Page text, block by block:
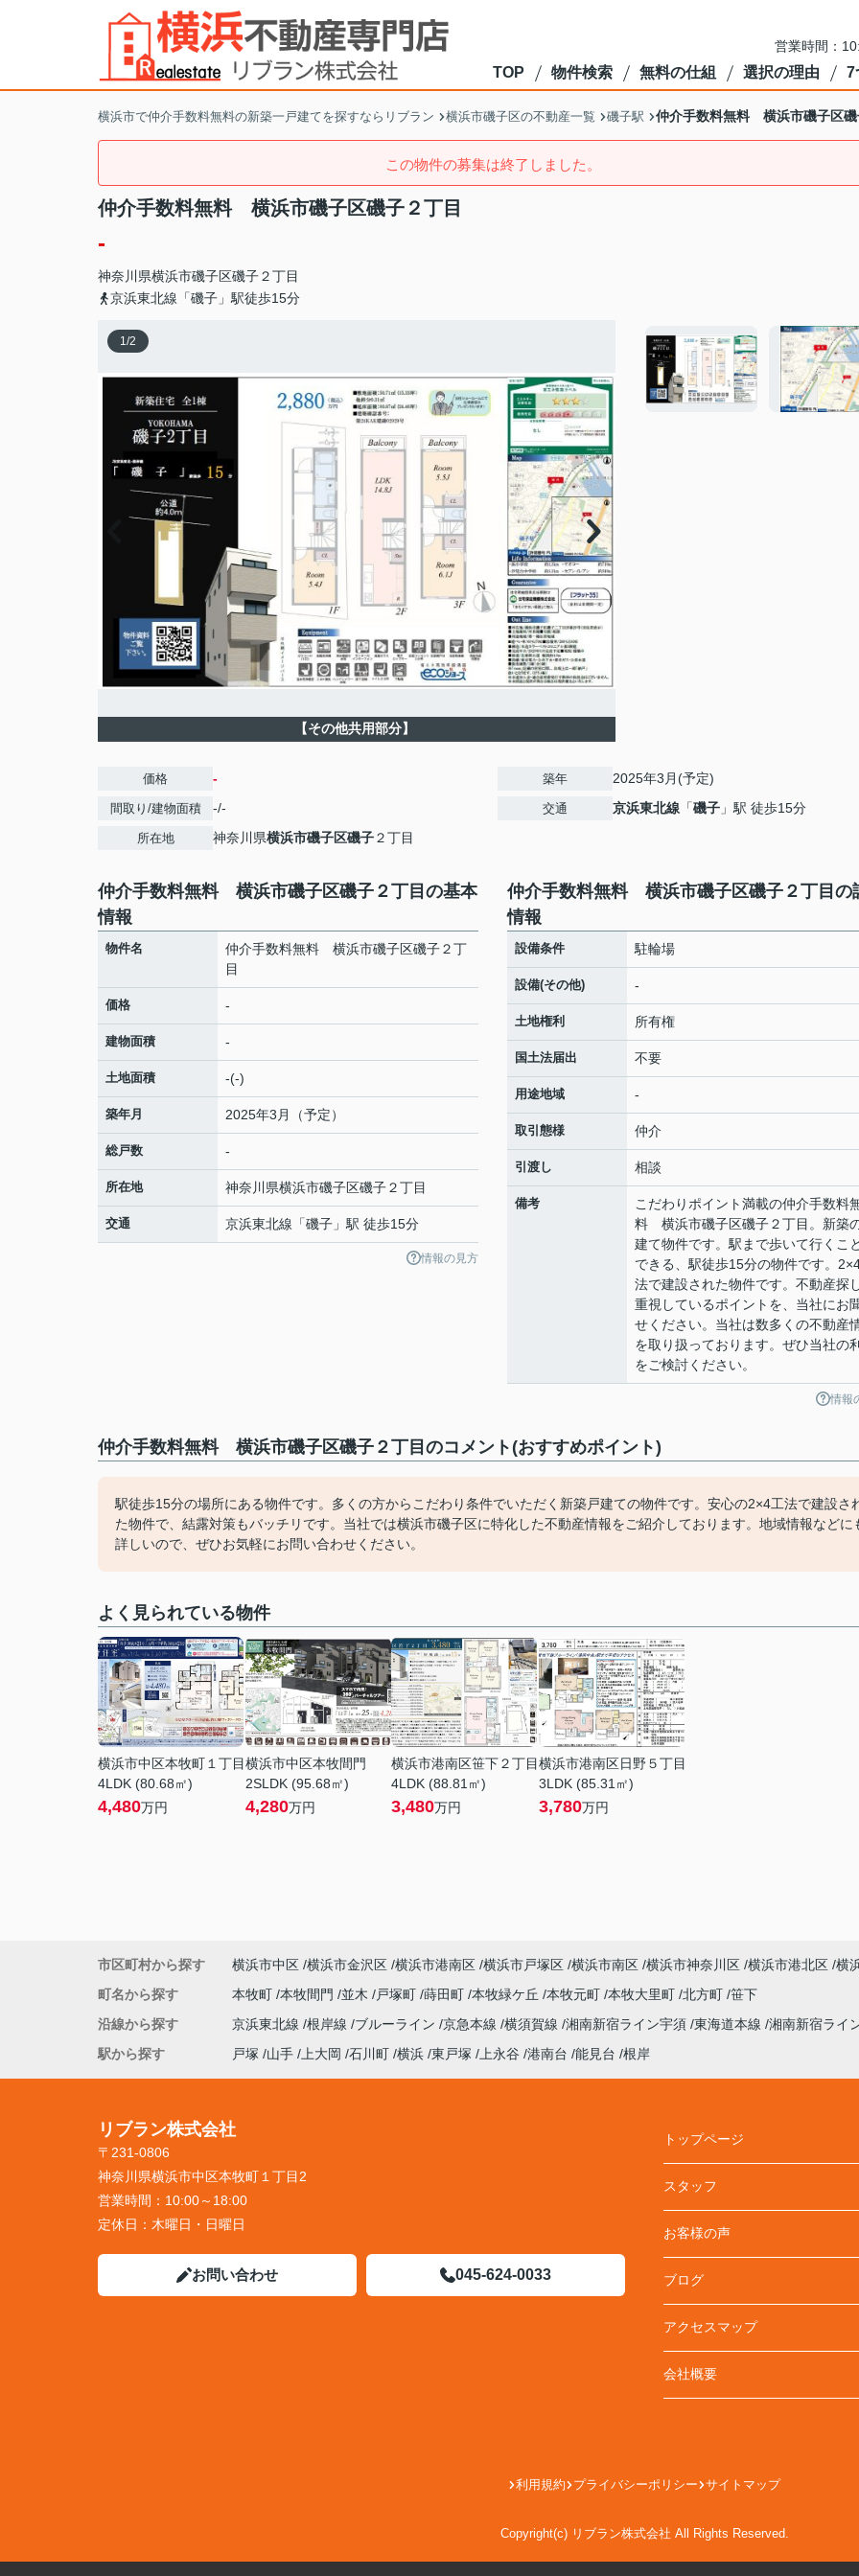
営業時間：
TOP 物件検索 無料の仕組 選択の理由 7
横浜市で仲介手数料無料の新築一戸建てを探すならリブラン 横浜市磯子区の不動産一覧 磯子駅 仲介手数料無料 横浜市磯子区磯
この物件の募集は終了しました。
仲介手数料無料 横浜市磯子区磯子２丁目
-
神奈川県横浜市磯子区磯子２丁目
京浜東北線「磯子」駅徒歩15分
1/2
【その他共用部分】
価格 -
間取り/建物面積 -/-
所在地 神奈川県横浜市磯子区磯子２丁目
築年 2025年3月(予定)
交通 京浜東北線 「磯子 」駅 徒歩15分
仲介手数料無料 横浜市磯子区磯子２丁目の基本
情報
物件名
仲介手数料無料 横浜市磯子区磯子２丁
目
価格 -
建物面積 -
土地面積 -(-)
築年月 2025年3月（予定）
総戸数 -
所在地 神奈川県横浜市磯子区磯子２丁目
交通 京浜東北線 「磯子 」駅 徒歩15分
情報の見方
仲介手数料無料 横浜市磯子区磯子２丁目の
情報
設備条件 駐輪場
設備(その他) -
土地権利 所有権
国土法届出 不要
用途地域 -
取引態様 仲介
引渡し 相談
備考
こだわりポイント満載の仲介手数料
料 横浜市磯子区磯子２丁目。新築
建て物件です。駅まで歩いて行くこ
できる、駅徒歩15分の物件です。
法で建設された物件です。不動産探
重視しているポイントを、当社にお
せください。当社は数多くの不動産
を取り扱っております。ぜひ当社の
をご検討ください。
情報
仲介手数料無料 横浜市磯子区磯子２丁目のコメント(おすすめポイント)
駅徒歩15分の場所にある物件です。多くの方からこだわり条件でいただく新築戸建ての物件です。安心の2×4工法で建設さ
た物件で、結露対策もバッチリです。当社では横浜市磯子区に特化した不動産情報をご紹介しております。地域情報などに
詳しいので、ぜひお気軽にお問い合わせください。
よく見られている物件
横浜市中区本牧町１丁目
4LDK (80.68㎡)
4,480万円
横浜市中区本牧間門
2SLDK (95.68㎡)
4,280万円
横浜市港南区笹下２丁目
4LDK (88.81㎡)
3,480万円
横浜市港南区日野５丁目
3LDK (85.31㎡)
3,780万円
市区町村から探す 横浜市中区 横浜市金沢区 横浜市港南区 横浜市戸塚区 横浜市南区 横浜市神奈川区 横浜市港北区 横
町名から探す
本牧町 本牧間門 並木 戸塚町 蒔田町 本牧緑ケ丘 本牧元町 本牧大里町 北方町 笹下
沿線から探す
京浜東北線 根岸線 ブルーライン 京急本線 横須賀線 湘南新宿ライン宇須 東海道本線 湘南新宿ライ
駅から探す
戸塚 山手 上大岡 石川町 横浜 東戸塚 上永谷 港南台 能見台 根岸
リブラン株式会社
〒231-0806
神奈川県横浜市中区本牧町１丁目2
営業時間： 10:00～18:00
定休日： 木曜日・日曜日
お問い合わせ 045-624-0033
トップページ
スタッフ
お客様の声
ブログ
アクセスマップ
会社概要
利用規約 プライバシーポリシー サイトマップ
Copyright(c) リブラン株式会社 All Rights Reserved.